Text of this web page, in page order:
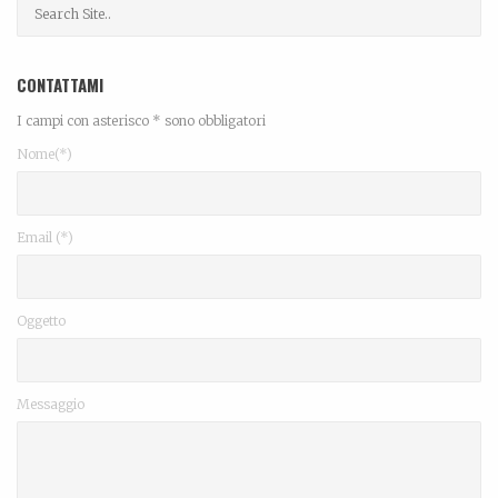
CONTATTAMI
I campi con asterisco * sono obbligatori
Nome(*)
Email (*)
Oggetto
Messaggio